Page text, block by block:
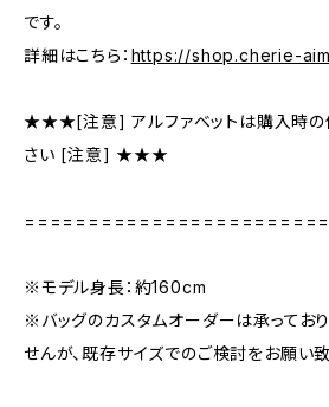
です。
詳細はこちら： https://shop.cherie-
★★★[注意] アルファベットは購入時の
さい [注意] ★★★
※モデル身長：約160cm
※バッグのカスタムオーダーは承ってお
せんが、既存サイズでのご検討をお願い致